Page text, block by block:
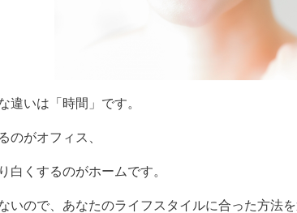
違いは「時間」です。
のがオフィス、
白くするのがホームです。
いので、あなたのライフスタイルに合った方法